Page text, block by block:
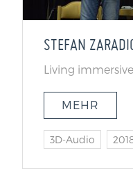
STEFAN
Living immersive
MEHR
3D-Audio